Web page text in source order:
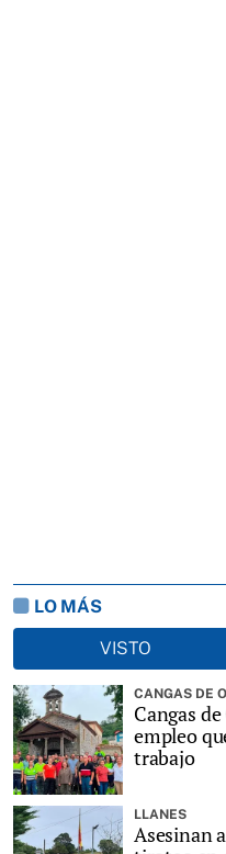
LO MÁS
VISTO
CANGAS DE
Cangas
empleo
trabajo
LLANES
Asesinan